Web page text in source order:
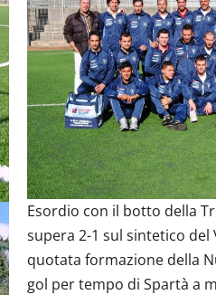
Esordio con il botto della
supera 2-1 sul sintetico del
quotata formazione della
gol per tempo di Spartà a